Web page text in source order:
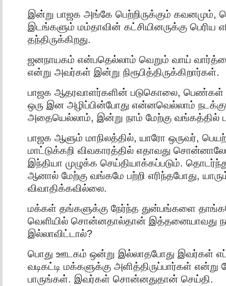
இன்று பாஜக அங்கே பெற்றிருக்கும் கவனமும்,
இடங்களும் மம்தாவின் கட்சியினருக்கு பெரிய
தந்திருக்கிறது.
ஜனநாயகம் என்பதெல்லாம் வெறும் வாய்
என்று அவர்கள் இன்று நிரூபித்திருக்கிறார்கள்.
பாஜக ஆதரவாளர்களின் படுகொலை, பெண்கள்
ஒரு இன அழிப்பின்போது என்னவெல்லாம்
அதையெல்லாம், இன்று நாம் மேற்கு வங்கத்தில்
பாஜக ஆளும் மாநிலத்தில், யாரோ ஒருவர்,
மாட்டுக்கறி விவகாரத்தில் எதாவது
இந்தியா முழுக்க செய்தியாக்கப்படும்.
ஆனால் மேற்கு வங்கமே பற்றி எரிந்தபோது,
விவாதிக்கவில்லை.
மக்கள் தங்களுக்கு நேர்ந்த துன்பங்களை
வெளியில் சொன்னதால்தான் இத்தனையாவது
இல்லாவிட்டால்?
பொது ஊடகம் ஒன்று இல்லாதபோது இவர்கள்
வடிகட்டி மக்களுக்கு அளித்திருப்பார்கள் என்று
பாருங்கள். இவர்கள் சொன்னதுதான் செய்தி.